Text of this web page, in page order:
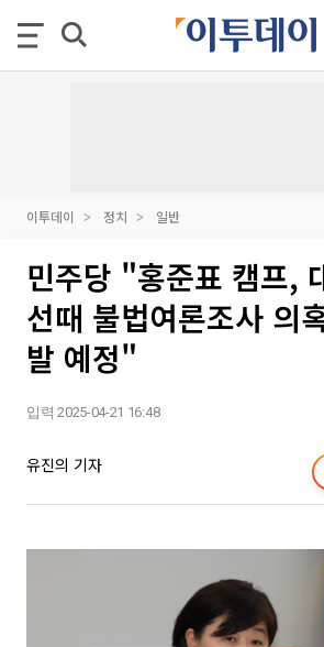
이투데이 정치 일반
민주당 "홍준표 캠프,
선때 불법여론조사 의
발 예정"
입력 2025-04-21 16:48
유진의 기자